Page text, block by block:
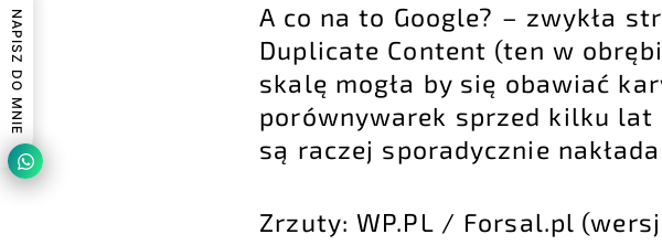
A co na to Google? – zwykła
Duplicate Content (ten w
skalę mogła by się obawiać
porównywarek sprzed kilku lat
są raczej sporadycznie
Zrzuty: WP.PL / Forsal.pl
NAPISZ DO MNIE